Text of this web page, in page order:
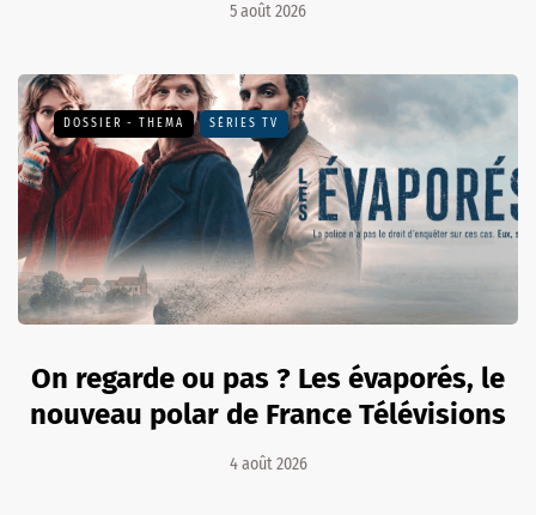
5 août 2026
DOSSIER - THEMA SÉRIES TV
On regarde ou pas ? Les évaporés, le
nouveau polar de France Télévisions
4 août 2026